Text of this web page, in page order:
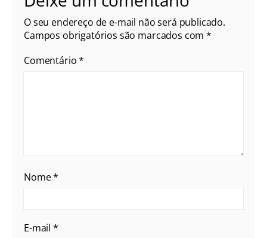
O seu endereço de e-mail não será publicado.
Campos obrigatórios são marcados com*
Comentário*
Nome*
E-mail *